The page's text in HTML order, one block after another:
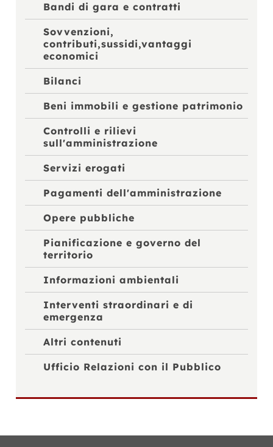
Bandi di gara e contratti
Sovvenzioni,
contributi,sussidi,vantaggi
economici
Bilanci
Beni immobili e gestione patrimonio
Controlli e rilievi
sull'amministrazione
Servizi erogati
Pagamenti dell'amministrazione
Opere pubbliche
Pianificazione e governo del
territorio
Informazioni ambientali
Interventi straordinari e di
emergenza
Altri contenuti
Ufficio Relazioni con il Pubblico